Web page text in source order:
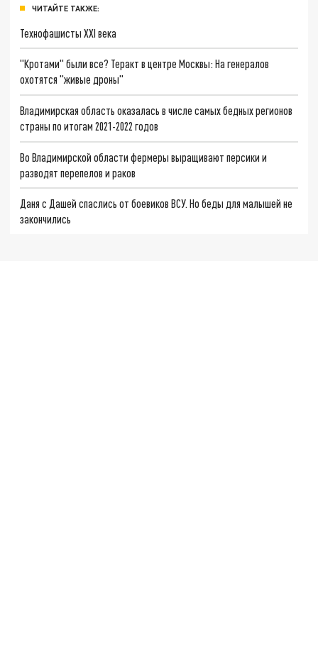
ЧИТАЙТЕ ТАКЖЕ:
Технофашисты XXI века
"Кротами" были все? Теракт в центре Москвы: На генералов
охотятся "живые дроны"
Владимирская область оказалась в числе самых бедных регионов
страны по итогам 2021-2022 годов
Во Владимирской области фермеры выращивают персики и
разводят перепелов и раков
Даня с Дашей спаслись от боевиков ВСУ. Но беды для малышей не
закончились